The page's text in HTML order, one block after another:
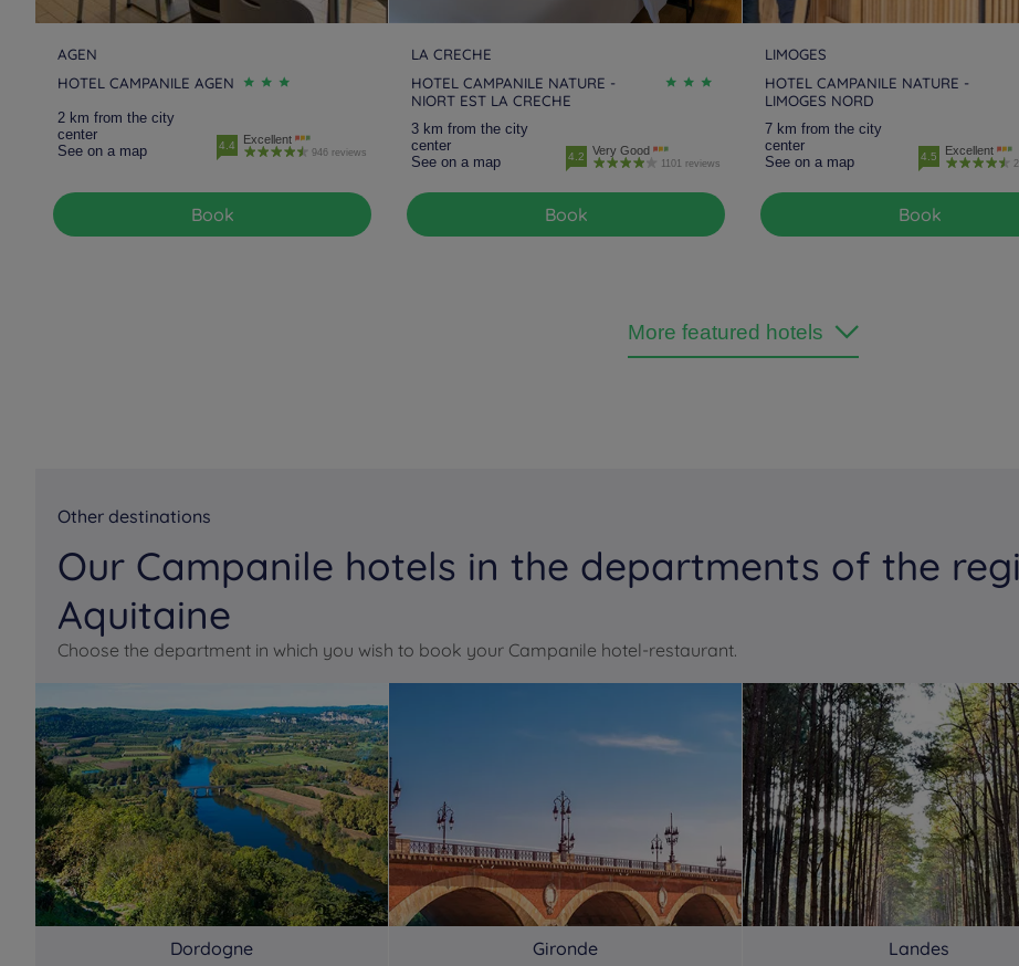
AGEN
HOTEL CAMPANILE AGEN
2 km from the city
center
See on a map
4.4 Excellent
946 reviews
Book
LA CRECHE
HOTEL CAMPANILE NATURE -
NIORT EST LA CRECHE
3 km from the city
center
See on a map
4.2 Very Good
1101 reviews
Book
LIMOGES
HOTEL CAMPANILE NATURE -
LIMOGES NORD
7 km from the city
center
See on a map
4.5 Excellent
Book
More featured hotels
Other destinations
Our Campanile hotels in the departments of the
Aquitaine
Choose the department in which you wish to book your Campanile hotel-restaurant.
Dordogne Gironde Landes